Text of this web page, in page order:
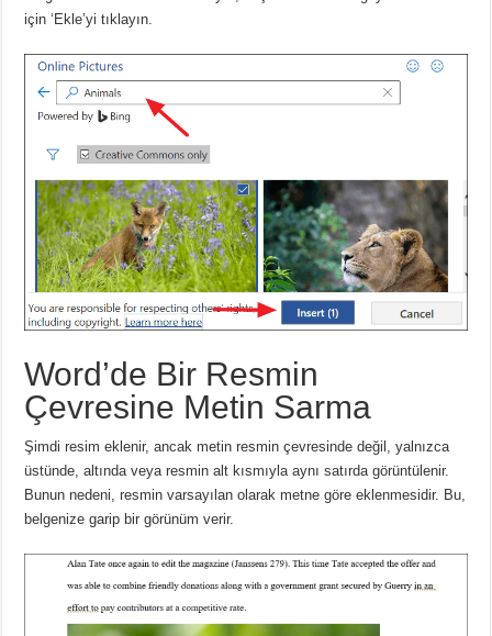
için ‘Ekle’yi tıklayın.
Word’de Bir Resmin
Çevresine Metin Sarma
Şimdi resim eklenir, ancak metin resmin çevresinde değil, yalnızca
üstünde, altında veya resmin alt kısmıyla aynı satırda görüntülenir.
Bunun nedeni, resmin varsayılan olarak metne göre eklenmesidir. Bu,
belgenize garip bir görünüm verir.